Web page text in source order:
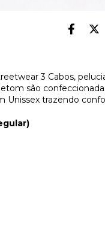
3 Cabos,
são
Unissex trazendo